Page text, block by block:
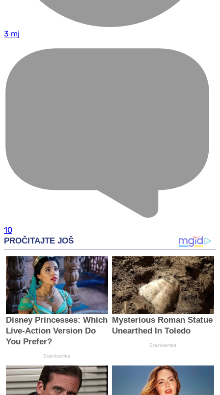
3 mj
10